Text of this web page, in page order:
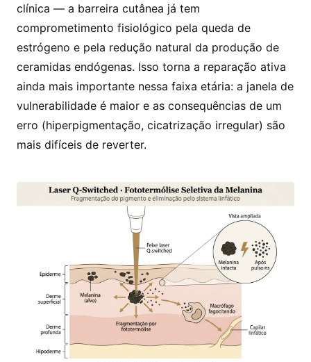
clínica — a barreira cutânea já tem
comprometimento fisiológico pela queda de
estrógeno e pela redução natural da produção de
ceramidas endógenas. Isso torna a reparação ativa
ainda mais importante nessa faixa etária: a janela de
vulnerabilidade é maior e as consequências de um
erro (hiperpigmentação, cicatrização irregular) são
mais difíceis de reverter.